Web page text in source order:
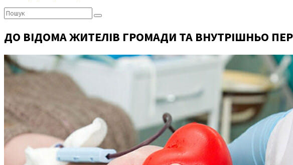
Пошук:
ДО ВІДОМА ЖИТЕЛІВ ГРОМАДИ ТА ВНУТРІШНЬО